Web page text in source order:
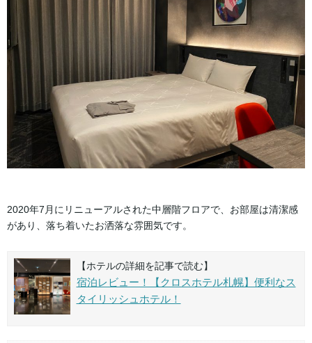
2020年7月にリニューアルされた中層階フロアで、お部屋は清潔感
があり、落ち着いたお洒落な雰囲気です。
【ホテルの詳細を記事で読む】
宿泊レビュー！【クロスホテル札幌】便利なス
タイリッシュホテル！